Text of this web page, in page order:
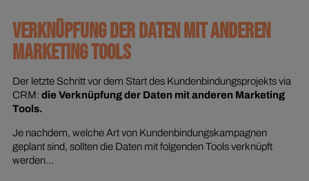
VERKNÜPFUNG DER DATEN MIT ANDEREN
MARKETING TOOLS
Der letzte Schritt vor dem Start des Kundenbindungsprojekts via
CRM: die Verknüpfung der Daten mit anderen Marketing
Tools.
Je nachdem, welche Art von Kundenbindungskampagnen
geplant sind, sollten die Daten mit folgenden Tools verknüpft
werden...